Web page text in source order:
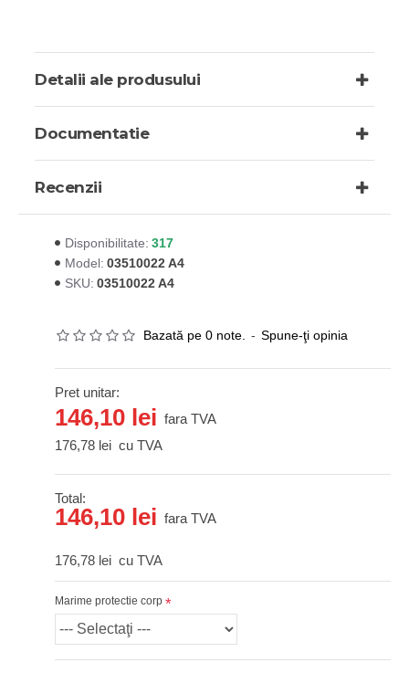
Detalii ale produsului
Documentatie
Recenzii
Disponibilitate: 317
Model: 03510022 A4
SKU: 03510022 A4
Bazată pe 0 note. - Spune-ţi opinia
Pret unitar:
146,10 lei fara TVA
176,78 lei cu TVA
Total:
146,10 lei fara TVA
176,78 lei cu TVA
Marime protectie corp